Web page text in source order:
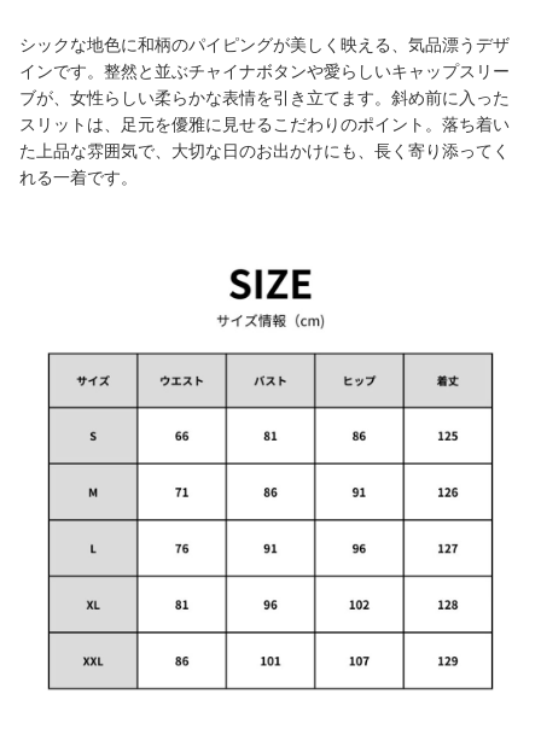
シックな地色に和柄のパイピングが美しく映える、気品漂うデザ
インです。整然と並ぶチャイナボタンや愛らしいキャップスリー
ブが、女性らしい柔らかな表情を引き立てます。斜め前に入った
スリットは、足元を優雅に見せるこだわりのポイント。落ち着い
た上品な雰囲気で、大切な日のお出かけにも、長く寄り添ってく
れる一着です。